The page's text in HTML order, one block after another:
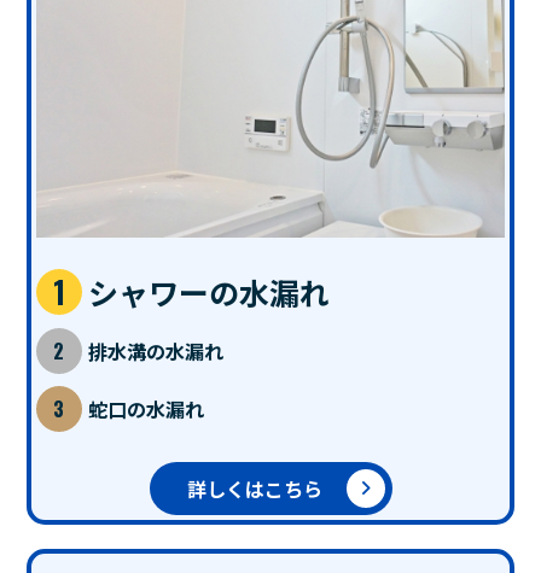
シャワーの水漏れ
排水溝の水漏れ
蛇口の水漏れ
詳しくはこちら